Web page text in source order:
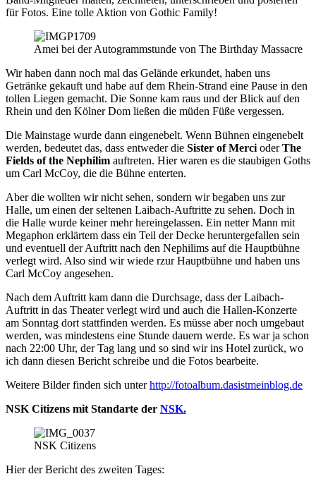
für Fotos. Eine tolle Aktion von Gothic Family!
Amei bei der Autogrammstunde von The Birthday Massacre
Wir haben dann noch mal das Gelände erkundet, haben uns
Getränke gekauft und habe auf dem Rhein-Strand eine Pause in den
tollen Liegen gemacht. Die Sonne kam raus und der Blick auf den
Rhein und den Kölner Dom ließen die müden Füße vergessen.
Die Mainstage wurde dann eingenebelt. Wenn Bühnen eingenebelt
werden, bedeutet das, dass entweder die Sister of Merci oderThe
Fields of the Nephilim auftreten. Hier waren es die staubigen Goths
um Carl McCoy, die die Bühne enterten.
Aber die wollten wir nicht sehen, sondern wir begaben uns zur
Halle, um einen der seltenen Laibach-Auftritte zu sehen. Doch in
die Halle wurde keiner mehr hereingelassen. Ein netter Mann mit
Megaphon erklärtem dass ein Teil der Decke heruntergefallen sein
und eventuell der Auftritt nach den Nephilims auf die Hauptbühne
verlegt wird. Also sind wir wiede rzur Hauptbühne und haben uns
Carl McCoy angesehen.
Nach dem Auftritt kam dann die Durchsage, dass der Laibach-
Auftritt in das Theater verlegt wird und auch die Hallen-Konzerte
am Sonntag dort stattfinden werden. Es müsse aber noch umgebaut
werden, was mindestens eine Stunde dauern werde. Es war ja schon
nach 22:00 Uhr, der Tag lang und so sind wir ins Hotel zurück, wo
ich dann diesen Bericht schreibe und die Fotos bearbeite.
Weitere Bilder finden sich unterhttp://fotoalbum.dasistmeinblog.de
NSK Citizens mit Standarte der NSK.
NSK Citizens
Hier der Bericht des zweiten Tages: